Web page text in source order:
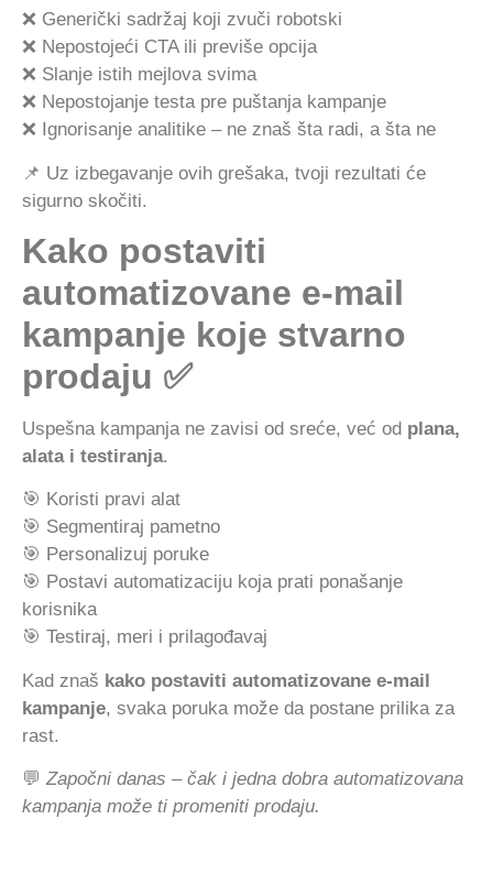
❌ Generički sadržaj koji zvuči robotski
❌ Nepostojeći CTA ili previše opcija
❌ Slanje istih mejlova svima
❌ Nepostojanje testa pre puštanja kampanje
❌ Ignorisanje analitike – ne znaš šta radi, a šta ne
📌 Uz izbegavanje ovih grešaka, tvoji rezultati će
sigurno skočiti.
Kako postaviti
automatizovane e-mail
kampanje koje stvarno
prodaju ✅
Uspešna kampanja ne zavisi od sreće, već od plana,
alata i testiranja.
🎯 Koristi pravi alat
🎯 Segmentiraj pametno
🎯 Personalizuj poruke
🎯 Postavi automatizaciju koja prati ponašanje
korisnika
🎯 Testiraj, meri i prilagođavaj
Kad znaš kako postaviti automatizovane e-mail
kampanje, svaka poruka može da postane prilika za
rast.
💬Započni danas – čak i jedna dobra automatizovana
kampanja može ti promeniti prodaju.